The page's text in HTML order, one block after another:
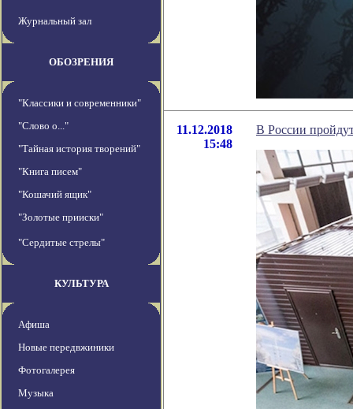
Журнальный зал
ОБОЗРЕНИЯ
"Классики и современники"
"Слово о..."
"Тайная история творений"
"Книга писем"
"Кошачий ящик"
"Золотые прииски"
"Сердитые стрелы"
КУЛЬТУРА
Афиша
Новые передвжиники
Фотогалерея
Музыка
11.12.2018
15:48
В России